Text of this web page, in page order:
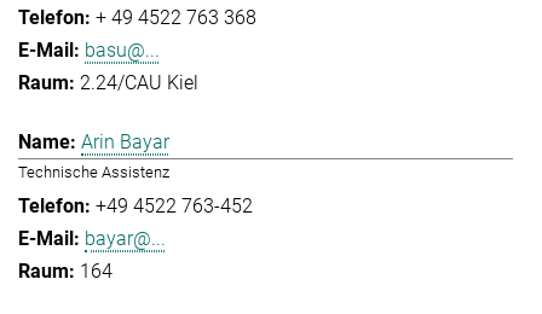
+ 49 4522 763 368
basu@...
2.24/CAU Kiel
Arin Bayar
Technische Assistenz
+49 4522 763-452
bayar@...
164